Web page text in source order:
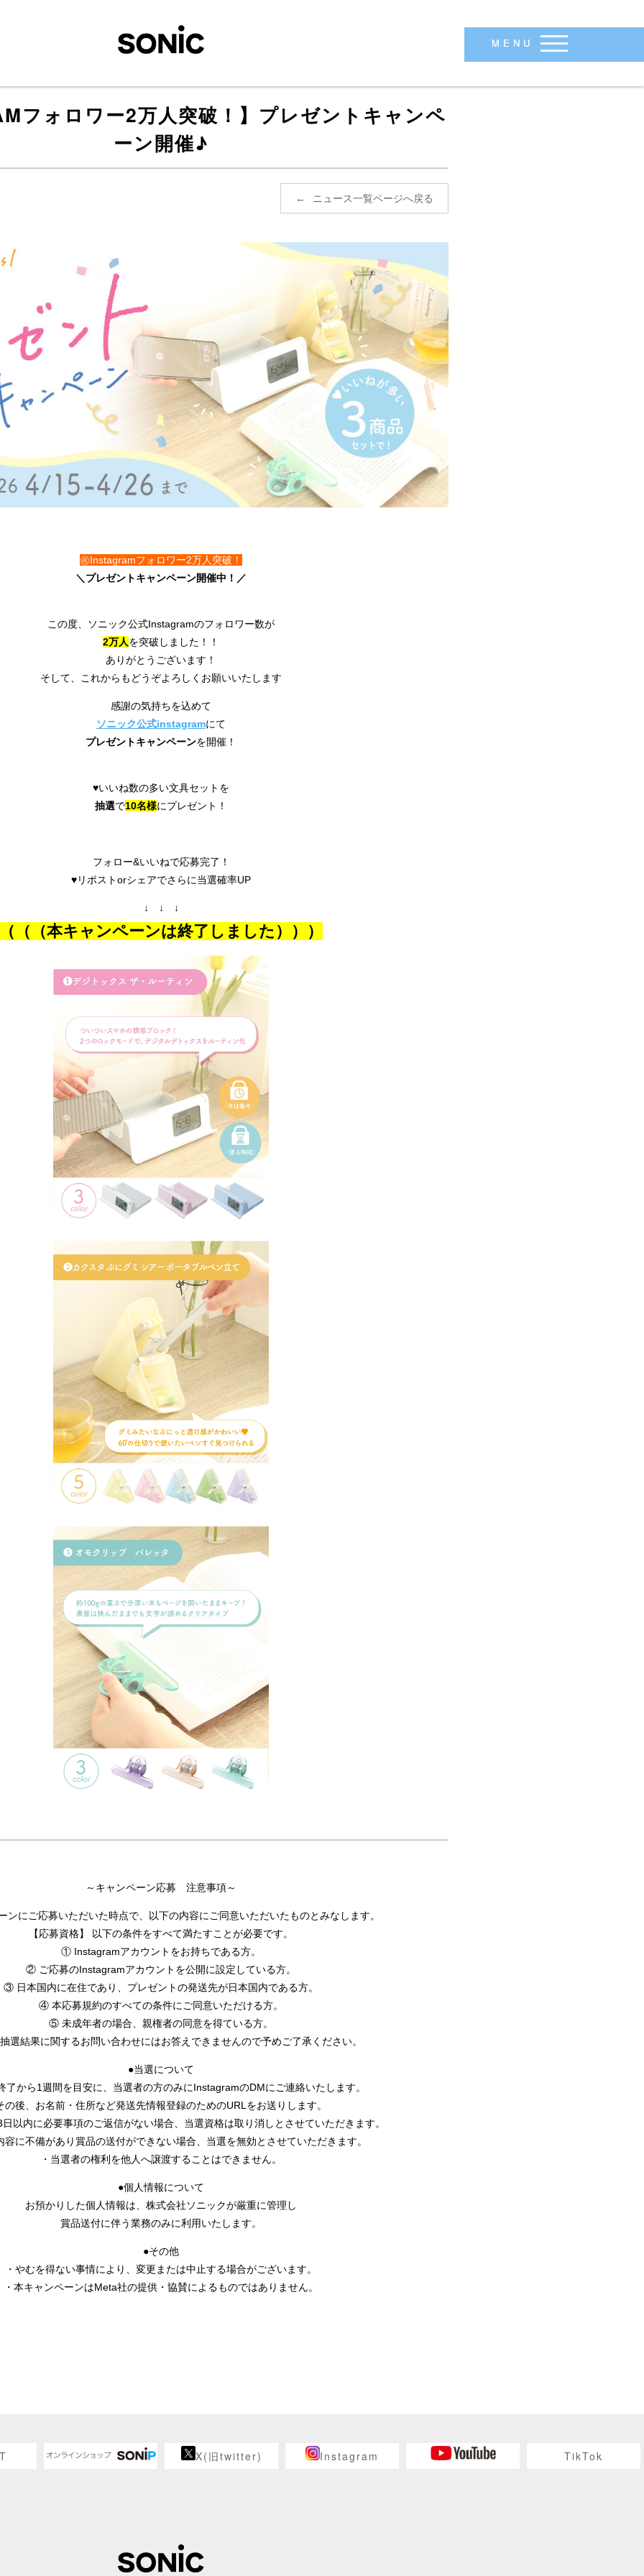
MENU
フォロワー2万人突破！】プレゼントキャンペ
ーン開催♪
ニュース一覧ページへ戻る
㊗Instagramフォロワー2万人突破！
＼プレゼントキャンペーン開催中！／
この度、ソニック公式Instagramのフォロワー数が
2万人を突破しました！！
ありがとうございます！
そして、これからもどうぞよろしくお願いいたします
感謝の気持ちを込めて
ソニック公式instagramにて
プレゼントキャンペーンを開催！
♥いいね数の多い文具セットを
抽選で10名様にプレゼント！
フォロー&いいねで応募完了！
♥リポストorシェアでさらに当選確率UP
↓ ↓ ↓
（（（本キャンペーンは終了しました）））
～キャンペーン応募 注意事項～
ンにご応募いただいた時点で、以下の内容にご同意いただいたものとみなします。
【応募資格】 以下の条件をすべて満たすことが必要です。
① Instagramアカウントをお持ちである方。
② ご応募のInstagramアカウントを公開に設定している方。
③ 日本国内に在住であり、プレゼントの発送先が日本国内である方。
④ 本応募規約のすべての条件にご同意いただける方。
⑤ 未成年者の場合、親権者の同意を得ている方。
選結果に関するお問い合わせにはお答えできませんので予めご了承ください。
●当選について
了から1週間を目安に、当選者の方のみにInstagramのDMにご連絡いたします。
の後、お名前・住所など発送先情報登録のためのURLをお送りします。
日以内に必要事項のご返信がない場合、当選資格は取り消しとさせていただきます。
容に不備があり賞品の送付ができない場合、当選を無効とさせていただきます。
・当選者の権利を他人へ譲渡することはできません。
●個人情報について
お預かりした個人情報は、株式会社ソニックが厳重に管理し
賞品送付に伴う業務のみに利用いたします。
●その他
・やむを得ない事情により、変更または中止する場合がございます。
・本キャンペーンはMeta社の提供・協賛によるものではありません。
X(旧twitter) Instagram TikTok